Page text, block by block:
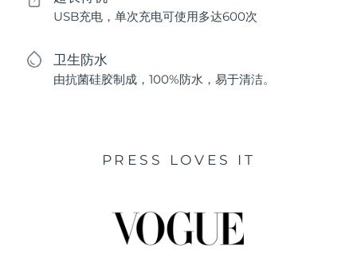
USB充电，单次充电可使用多达600次
卫生防水
由抗菌硅胶制成，100%防水，易于清洁。
PRESS LOVES IT